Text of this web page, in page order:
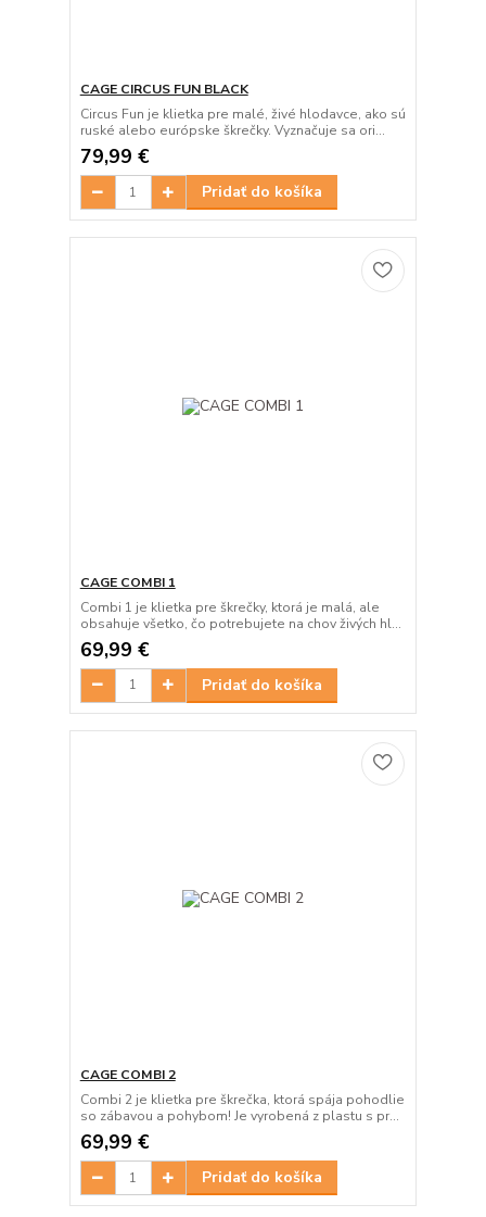
CAGE CIRCUS FUN BLACK
Circus Fun je klietka pre malé, živé hlodavce, ako sú
ruské alebo európske škrečky. Vyznačuje sa ori...
79,99 €
Pridať do košíka
CAGE COMBI 1
Combi 1 je klietka pre škrečky, ktorá je malá, ale
obsahuje všetko, čo potrebujete na chov živých hl...
69,99 €
Pridať do košíka
CAGE COMBI 2
Combi 2 je klietka pre škrečka, ktorá spája pohodlie
so zábavou a pohybom! Je vyrobená z plastu s pr...
69,99 €
Pridať do košíka